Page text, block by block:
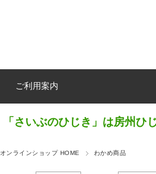
ご利用案内
「さいぶのひじき」は房州ひ
オンラインショップ HOME わかめ商品